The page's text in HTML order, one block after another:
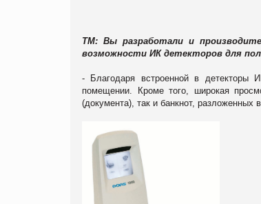
ТМ: Вы разработали и
возможности ИК детекторов для
- Благодаря встроенной в детекторы
помещении. Кроме того, широкая
(документа), так и банкнот, разложенных